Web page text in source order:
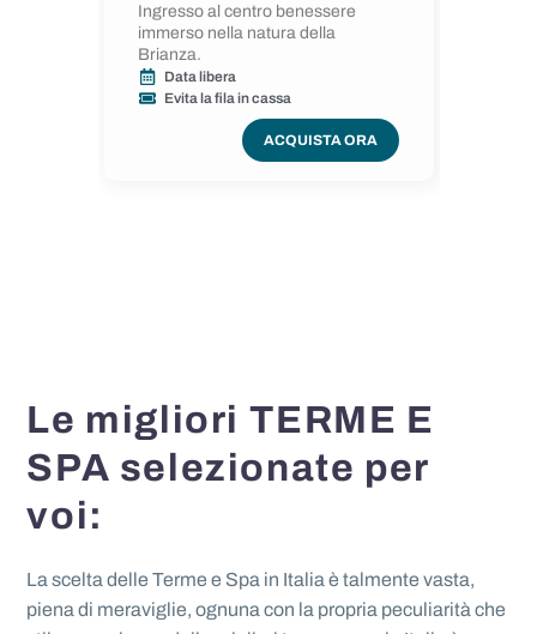
Ingresso al centro benessere
immerso nella natura della
Brianza.
Data libera
Evita la fila in cassa
ACQUISTA ORA
Le migliori TERME E
SPA selezionate per
voi:
La scelta delle Terme e Spa in Italia è talmente vasta,
piena di meraviglie, ognuna con la propria peculiarità che